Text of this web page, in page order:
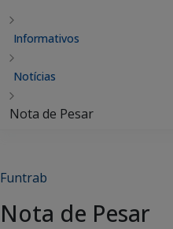
Informativos
Notícias
Nota de Pesar
Funtrab
Nota de Pesar